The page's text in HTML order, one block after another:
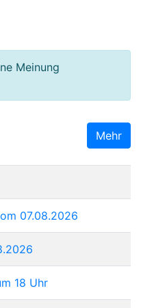
Meinung
Mehr
07.08.2026
18 Uhr